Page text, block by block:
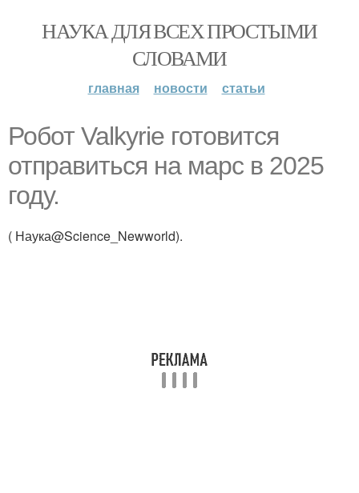
НАУКА ДЛЯ ВСЕХ ПРОСТЫМИ
СЛОВАМИ
главная новости статьи
Робот Valkyrie готовится
отправиться на марс в 2025
году.
( Наука@Science_Newworld).